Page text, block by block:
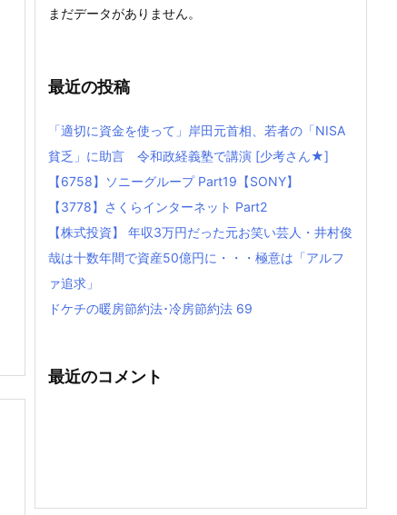
まだデータがありません。
最近の投稿
「適切に資金を使って」岸田元首相、若者の「NISA
貧乏」に助言 令和政経義塾で講演 [少考さん★]
【6758】ソニーグループ Part19【SONY】
【3778】さくらインターネット Part2
【株式投資】 年収3万円だった元お笑い芸人・井村俊
哉は十数年間で資産50億円に・・・極意は「アルフ
ァ追求」
ドケチの暖房節約法･冷房節約法 69
最近のコメント